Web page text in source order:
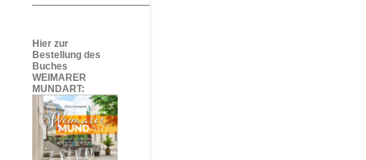
Hier zur
Bestellung des
Buches
WEIMARER
MUNDART: